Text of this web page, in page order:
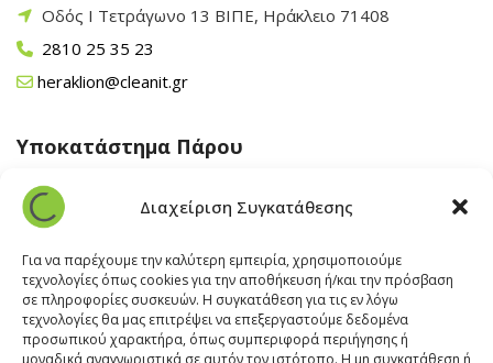
Διαχείριση Συγκατάθεσης
Για να παρέχουμε την καλύτερη εμπειρία, χρησιμοποιούμε
τεχνολογίες όπως cookies για την αποθήκευση ή/και την πρόσβαση
σε πληροφορίες συσκευών. Η συγκατάθεση για τις εν λόγω
τεχνολογίες θα μας επιτρέψει να επεξεργαστούμε δεδομένα
προσωπικού χαρακτήρα, όπως συμπεριφορά περιήγησης ή
μοναδικά αναγνωριστικά σε αυτόν τον ιστότοπο. Η μη συγκατάθεση ή
Οδός Ι Τετράγωνο 13 ΒΙΠΕ, Ηράκλειο 71408
2810 25 35 23
heraklion@cleanit.gr
Υποκατάστημα Πάρου
Άγιος Βλάσης Αρχίλοχος, Πάρος 84400
22840 43 163
paros@cleanit.gr
Υποκατάστημα Σαντορίνης